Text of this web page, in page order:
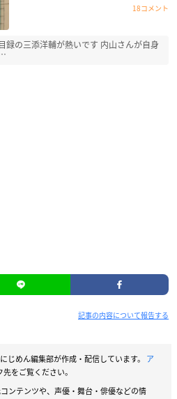
18コメント
録の三添洋輔が熱いです 内山さんが自身
記事の内容について報告する
じめん編集部が作成・配信しています。 ア
をご覧ください。
ンテンツや、声優・舞台・俳優などの情